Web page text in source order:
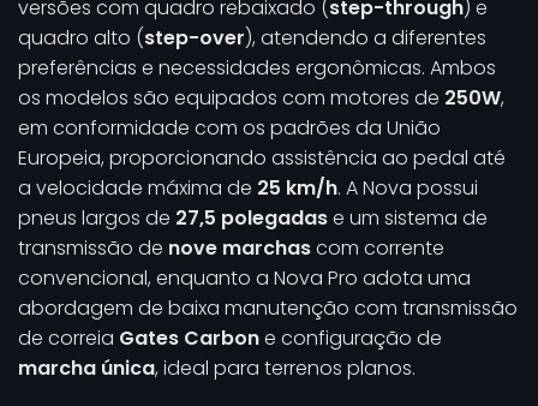
versões com quadro rebaixado (step-through) e
quadro alto (step-over), atendendo a diferentes
preferências e necessidades ergonômicas. Ambos
os modelos são equipados com motores de 250W,
em conformidade com os padrões da União
Europeia, proporcionando assistência ao pedal até
a velocidade máxima de 25 km/h. A Nova possui
pneus largos de 27,5 polegadase um sistema de
transmissão de nove marchascom corrente
convencional, enquanto a Nova Pro adota uma
abordagem de baixa manutenção com transmissão
de correia Gates Carbone configuração de
marcha única, ideal para terrenos planos.